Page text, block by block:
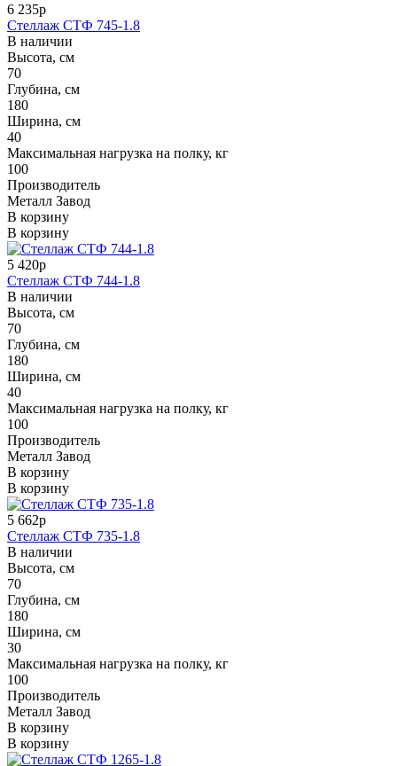
6 235р
Стеллаж СТФ 745-1.8
В наличии
Высота, см
70
Глубина, см
180
Ширина, см
40
Максимальная нагрузка на полку, кг
100
Производитель
Металл Завод
В корзину
В корзину
5 420р
Стеллаж СТФ 744-1.8
В наличии
Высота, см
70
Глубина, см
180
Ширина, см
40
Максимальная нагрузка на полку, кг
100
Производитель
Металл Завод
В корзину
В корзину
5 662р
Стеллаж СТФ 735-1.8
В наличии
Высота, см
70
Глубина, см
180
Ширина, см
30
Максимальная нагрузка на полку, кг
100
Производитель
Металл Завод
В корзину
В корзину